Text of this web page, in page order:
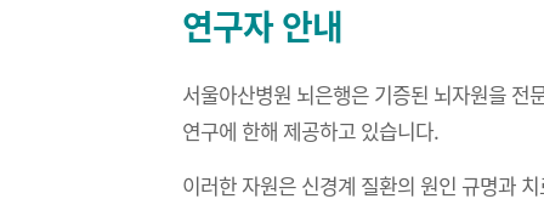
연구자 안내
서울아산병원 뇌은행은 기증된 뇌자원을 전
연구에 한해 제공하고 있습니다.
이러한 자원은 신경계 질환의 원인 규명과